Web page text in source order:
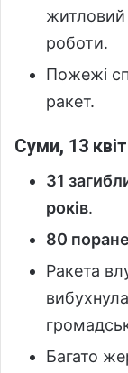
житловий
роботи.
Пожежі
ракет.
Суми, 13
31
років.
80
Ракета
Багато